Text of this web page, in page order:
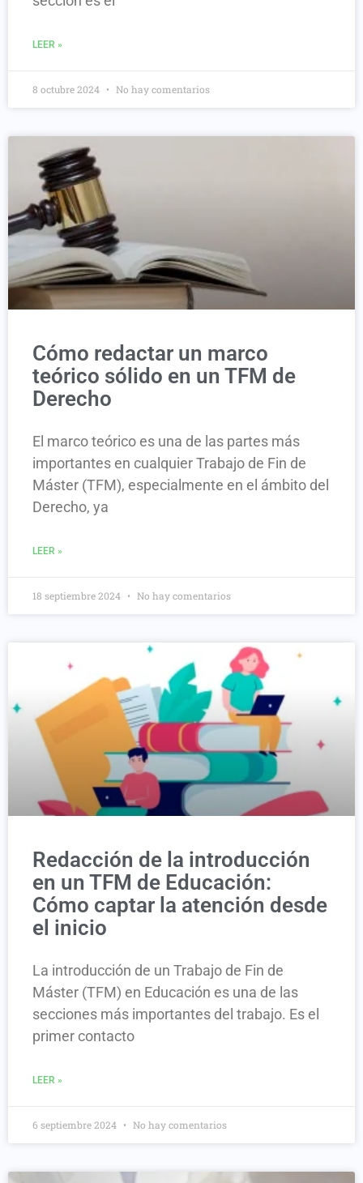
LEER »
8 octubre 2024 No hay comentarios
Cómo redactar un marco
teórico sólido en un TFM de
Derecho
El marco teórico es una de las partes más
importantes en cualquier Trabajo de Fin de
Máster (TFM), especialmente en el ámbito del
Derecho, ya
LEER »
18 septiembre 2024 No hay comentarios
Redacción de la introducción
en un TFM de Educación:
Cómo captar la atención desde
el inicio
La introducción de un Trabajo de Fin de
Máster (TFM) en Educación es una de las
secciones más importantes del trabajo. Es el
primer contacto
LEER »
6 septiembre 2024 No hay comentarios